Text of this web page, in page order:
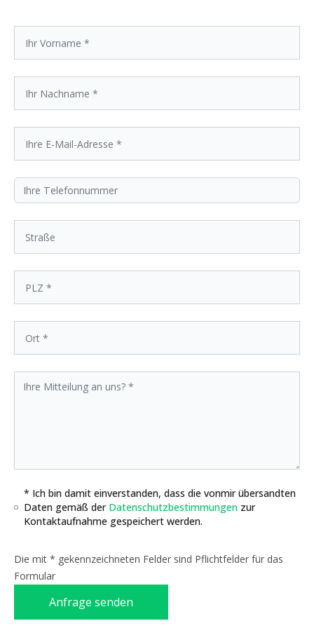
* Ich bin damit einverstanden, dass die vonmir übersandten
Daten gemäß der Datenschutzbestimmungen zur
Kontaktaufnahme gespeichert werden.
Die mit * gekennzeichneten Felder sind Pflichtfelder für das
Formular
Anfrage senden